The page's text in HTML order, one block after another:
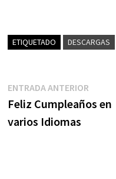
ETIQUETADO DESCARGAS
Navegación
de
ENTRADA ANTERIOR
Feliz Cumpleaños en
varios Idiomas